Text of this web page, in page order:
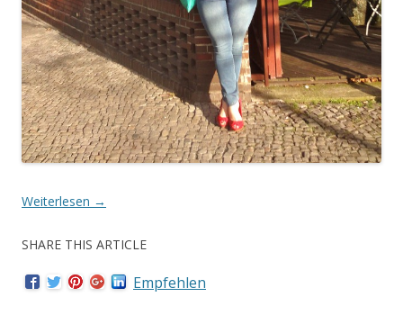
Weiterlesen →
SHARE THIS ARTICLE
Empfehlen